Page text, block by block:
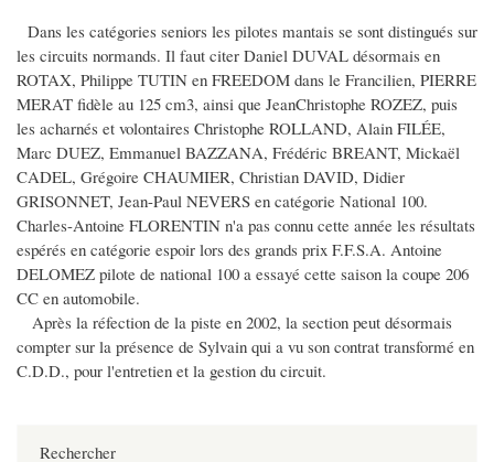
Dans les catégories seniors les pilotes mantais se sont distingués sur
les circuits normands. Il faut citer Daniel DUVAL désormais en
ROTAX, Philippe TUTIN en FREEDOM dans le Francilien, PIERRE
MERAT fidèle au 125 cm3, ainsi que JeanChristophe ROZEZ, puis
les acharnés et volontaires Christophe ROLLAND, Alain FILÉE,
Marc DUEZ, Emmanuel BAZZANA, Frédéric BREANT, Mickaël
CADEL, Grégoire CHAUMIER, Christian DAVID, Didier
GRISONNET, Jean-Paul NEVERS en catégorie National 100.
Charles-Antoine FLORENTIN n'a pas connu cette année les résultats
espérés en catégorie espoir lors des grands prix F.F.S.A. Antoine
DELOMEZ pilote de national 100 a essayé cette saison la coupe 206
CC en automobile.
Après la réfection de la piste en 2002, la section peut désormais
compter sur la présence de Sylvain qui a vu son contrat transformé en
C.D.D., pour l'entretien et la gestion du circuit.
Rechercher